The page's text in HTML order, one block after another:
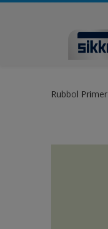
Rubbol Primer